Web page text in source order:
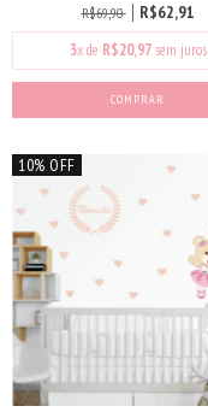
R$69,90 R$62,91
3x de R$20,97sem juros
COMPRAR
10% OFF